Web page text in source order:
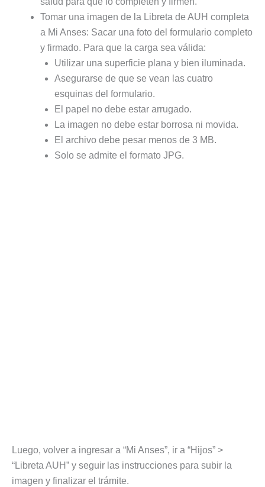
Tomar una imagen de la Libreta de AUH completa
a Mi Anses: Sacar una foto del formulario completo
y firmado. Para que la carga sea válida:
Utilizar una superficie plana y bien iluminada.
Asegurarse de que se vean las cuatro
esquinas del formulario.
El papel no debe estar arrugado.
La imagen no debe estar borrosa ni movida.
El archivo debe pesar menos de 3 MB.
Solo se admite el formato JPG.
Luego, volver a ingresar a “Mi Anses”, ir a “Hijos” >
“Libreta AUH” y seguir las instrucciones para subir la
imagen y finalizar el trámite.